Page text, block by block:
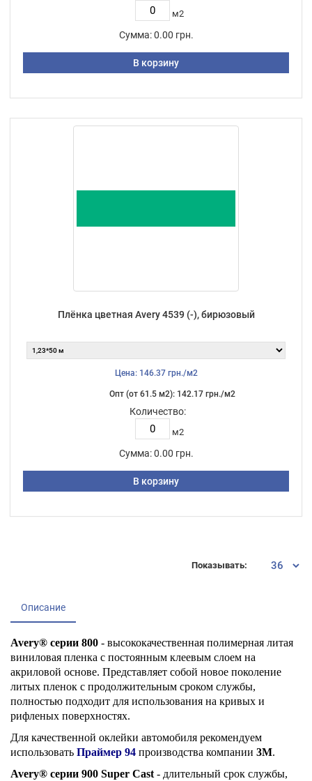
м2
Сумма: 0.00 грн.
В корзину
Плёнка цветная Avery 4539 (-), бирюзовый
Цена: 146.37 грн./м2
Опт (от 61.5 м2): 142.17 грн./м2
Количество:
м2
Сумма: 0.00 грн.
В корзину
Показывать:
Описание
Avery® серии 800 - высококачественная полимерная литая
виниловая пленка с постоянным клеевым слоем на
акриловой основе. Представляет собой новое поколение
литых пленок с продолжительным сроком службы,
полностью подходит для использования на кривых и
рифленых поверхностях.
Для качественной оклейки автомобиля рекомендуем
использовать Праймер 94 производства компании 3М.
Avery® серии 900 Super Cast - длительный срок службы,